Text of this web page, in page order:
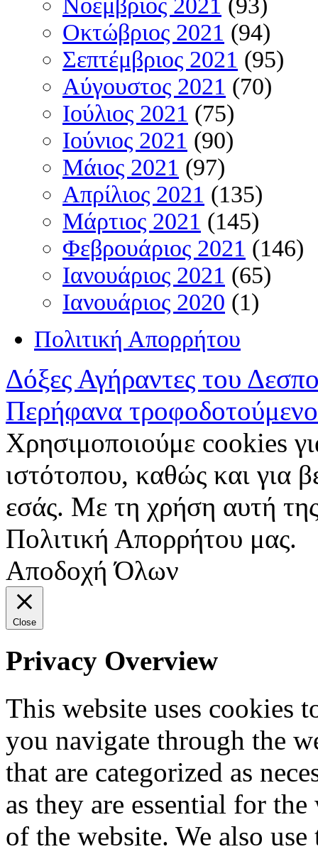
Νοέμβριος 2021 (93)
Οκτώβριος 2021 (94)
Σεπτέμβριος 2021 (95)
Αύγουστος 2021 (70)
Ιούλιος 2021 (75)
Ιούνιος 2021 (90)
Μάιος 2021 (97)
Απρίλιος 2021 (135)
Μάρτιος 2021 (145)
Φεβρουάριος 2021 (146)
Ιανουάριος 2021 (65)
Ιανουάριος 2020 (1)
Πολιτική Απορρήτου
Δόξες Αγήραντες του
Περήφανα
Χρησιμοποιούμε cookies
ιστότοπου, καθώς και για
εσάς. Με τη χρήση αυτή
Πολιτική Απορρήτου μας.
Αποδοχή Όλων
Close
Privacy Overview
This website uses cookies
you navigate through the
that are categorized as
as they are essential for
of the website. We also